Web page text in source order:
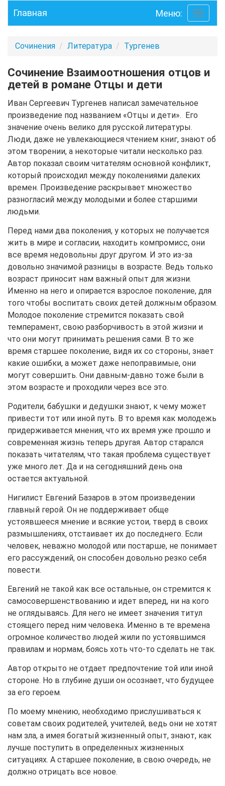
Toggle
Главная Меню:
Сочинения Литература Тургенев
Сочинение Взаимоотношения отцов и
детей в романе Отцы и дети
Иван Сергеевич Тургенев написал замечательное
произведение под названием «Отцы и дети». Его
значение очень велико для русской литературы.
Люди, даже не увлекающиеся чтением книг, знают об
этом творении, а некоторые читали несколько раз.
Автор показал своим читателям основной конфликт,
который происходил между поколениями далеких
времен. Произведение раскрывает множество
разногласий между молодыми и более старшими
людьми.
Перед нами два поколения, у которых не получается
жить в мире и согласии, находить компромисс, они
все время недовольны друг другом. И это из-за
довольно значимой разницы в возрасте. Ведь только
возраст приносит нам важный опыт для жизни.
Именно на него и опирается взрослое поколение, для
того чтобы воспитать своих детей должным образом.
Молодое поколение стремится показать свой
темперамент, свою разборчивость в этой жизни и
что они могут принимать решения сами. В то же
время старшее поколение, видя их со стороны, знает
какие ошибки, а может даже непоправимые, они
могут совершить. Они давным-давно тоже были в
этом возрасте и проходили через все это.
Родители, бабушки и дедушки знают, к чему может
привести тот или иной путь. В то время как молодежь
придерживается мнения, что их время уже прошло и
современная жизнь теперь другая. Автор старался
показать читателям, что такая проблема существует
уже много лет. Да и на сегодняшний день она
остается актуальной.
Нигилист Евгений Базаров в этом произведении
главный герой. Он не поддерживает обще
устоявшееся мнение и всякие устои, тверд в своих
размышлениях, отстаивает их до последнего. Если
человек, неважно молодой или постарше, не понимает
его рассуждений, он способен довольно резко себя
повести.
Евгений не такой как все остальные, он стремится к
самосовершенствованию и идет вперед, ни на кого
не оглядываясь. Для него не имеет значения титул
стоящего перед ним человека. Именно в те времена
огромное количество людей жили по устоявшимся
правилам и нормам, боясь хоть что-то сделать не так.
Автор открыто не отдает предпочтение той или иной
стороне. Но в глубине души он осознает, что будущее
за его героем.
По моему мнению, необходимо прислушиваться к
советам своих родителей, учителей, ведь они не хотят
нам зла, а имея богатый жизненный опыт, знают, как
лучше поступить в определенных жизненных
ситуациях. А старшее поколение, в свою очередь, не
должно отрицать все новое.